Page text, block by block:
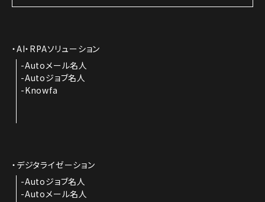
AI・RPAソリューション
Autoメール名人
Autoジョブ名人
Knowfa
デジタライゼーション
Autoジョブ名人
Autoメール名人